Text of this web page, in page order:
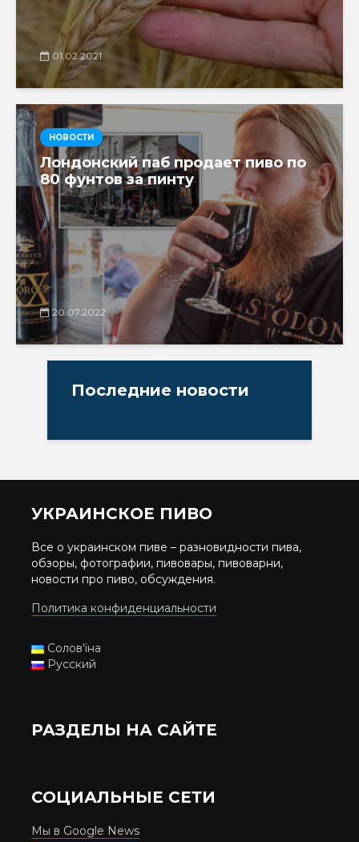
01.02.2021
НОВОСТИ
Лондонский паб продает пиво по
80 фунтов за пинту
20.07.2022
Последние новости
УКРАИНСКОЕ ПИВО
Все о украинском пиве – разновидности пива,
обзоры, фотографии, пивовары, пивоварни,
новости про пиво, обсуждения.
Политика конфиденциальности
Солов'їна
Русский
РАЗДЕЛЫ НА САЙТЕ
СОЦИАЛЬНЫЕ СЕТИ
Мы в Google News